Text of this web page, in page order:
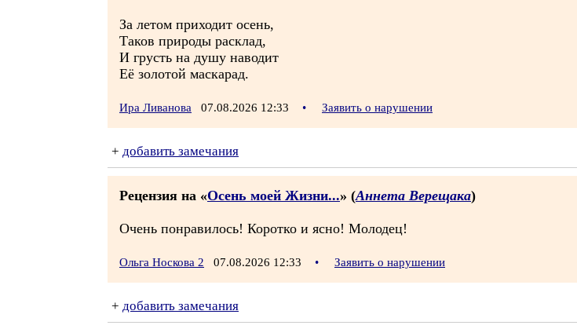
За летом приходит осень,
Таков природы расклад,
И грусть на душу наводит
Её золотой маскарад.
Ира Ливанова 07.08.2026 12:33 • Заявить о нарушении
+ добавить замечания
Рецензия на «Осень моей Жизни...» (Аннета Верещака)
Очень понравилось! Коротко и ясно! Молодец!
Ольга Носкова 2 07.08.2026 12:33 • Заявить о нарушении
+ добавить замечания